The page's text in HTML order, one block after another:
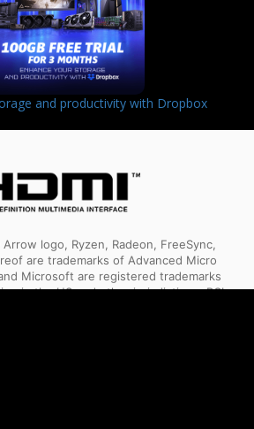
and productivity with Dropbox
logo, Ryzen, Radeon, FreeSync,
are trademarks of Advanced Micro
Microsoft are registered trademarks
in the US and other jurisdictions. PCI